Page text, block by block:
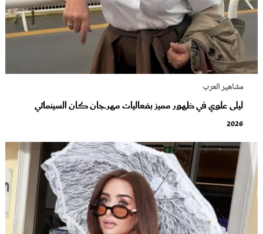
مشاهير العرب
ليلى علوي في ظهور مميز بفعاليات مهرجان كان السينمائي
2026